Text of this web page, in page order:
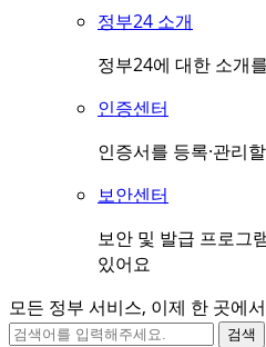
정부24 소개
정부24에 대한 소개
인증센터
인증서를 등록·관리
보안센터
보안 및 발급 프로그
있어요
모든 정부 서비스, 이제 한 곳에
검색